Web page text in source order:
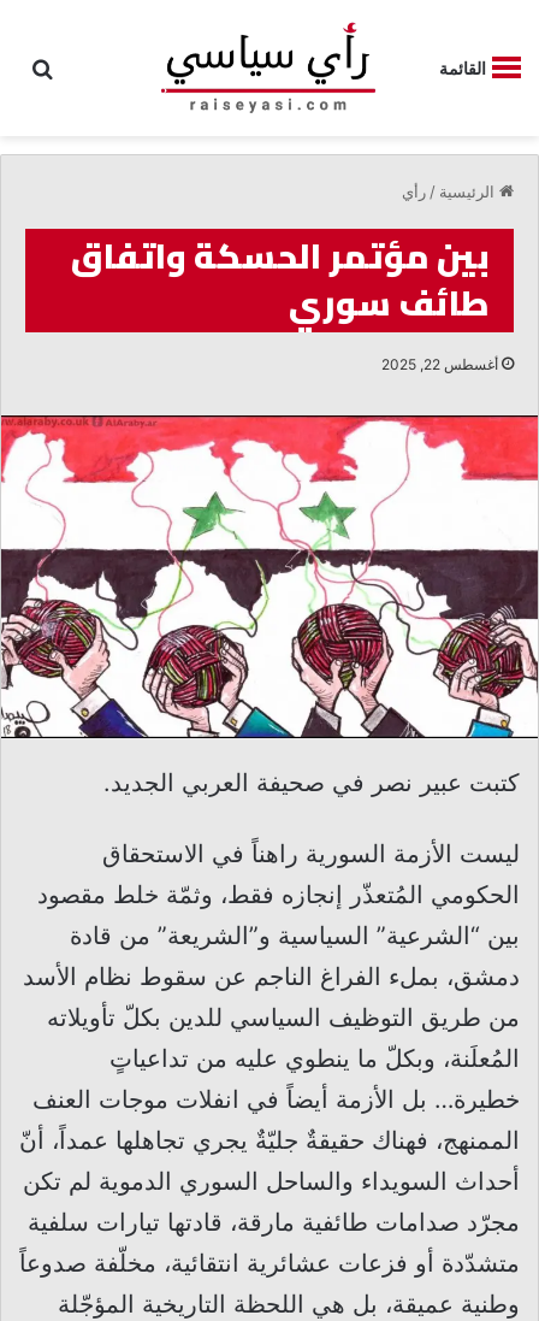
القائمة
الرئيسية / رأي
بين مؤتمر الحسكة واتفاق
طائف سوري
أغسطس 22, 2025
كتبت عبير نصر في صحيفة العربي الجديد.
ليست الأزمة السورية راهناً في الاستحقاق
الحكومي المُتعذّر إنجازه فقط، وثمّة خلط مقصود
بين “الشرعية” السياسية و”الشريعة” من قادة
دمشق، بملء الفراغ الناجم عن سقوط نظام الأسد
من طريق التوظيف السياسي للدين بكلّ تأويلاته
المُعلَنة، وبكلّ ما ينطوي عليه من تداعياتٍ
خطيرة… بل الأزمة أيضاً في انفلات موجات العنف
الممنهج، فهناك حقيقةٌ جليّةٌ يجري تجاهلها عمداً، أنّ
أحداث السويداء والساحل السوري الدموية لم تكن
مجرّد صدامات طائفية مارقة، قادتها تيارات سلفية
متشدّدة أو فزعات عشائرية انتقائية، مخلّفة صدوعاً
وطنية عميقة، بل هي اللحظة التاريخية المؤجّلة